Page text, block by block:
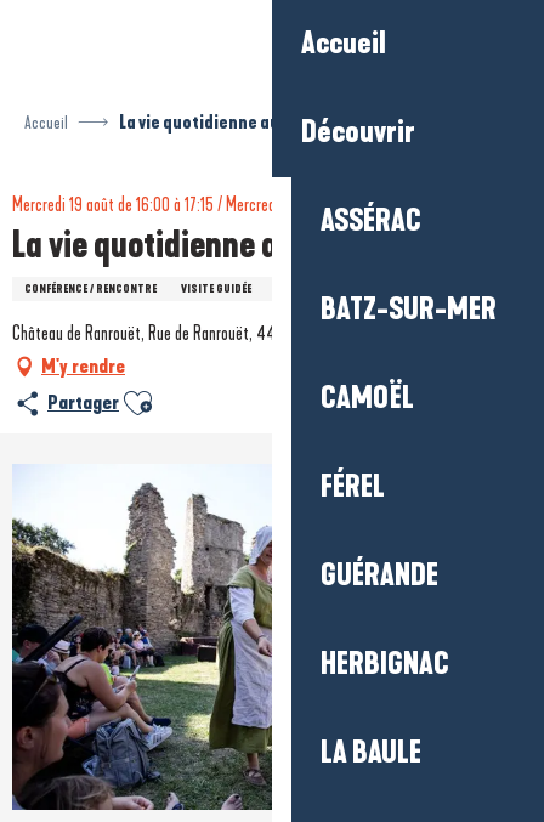
Accueil
Découvrir
ASSÉRAC
BATZ-SUR-MER
CAMOËL
FÉREL
GUÉRANDE
HERBIGNAC
LA BAULE
Accueil La vie quotidienne au Moyen-Age
Mercredi 19 août de 16:00 à 17:15 / Mercredi 26 août de 16:00 à 17:15
La vie quotidienne au Moyen-Age
CONFÉRENCE / RENCONTRE VISITE GUIDÉE
Château de Ranrouët, Rue de Ranrouët, 44410 Herbignac
M'y rendre
Partager Ajouter aux favoris